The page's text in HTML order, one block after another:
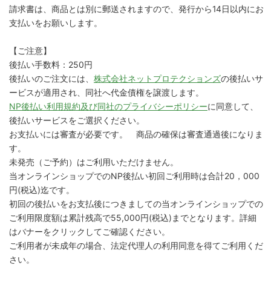
請求書は、商品とは別に郵送されますので、発行から14日以内にお
支払いをお願いします。
【ご注意】
後払い手数料：250円
後払いのご注文には、 株式会社ネットプロテクションズの後払いサ
ービスが適用され、同社へ代金債権を譲渡します。
NP後払い利用規約及び同社のプライバシーポリシーに同意して、
後払いサービスをご選択ください。
お支払いには審査が必要です。 商品の確保は審査通過後になりま
す。
未発売（ご予約）はご利用いただけません。
当オンラインショップでのNP後払い初回ご利用時は合計20，000
円(税込)迄です。
初回の後払いをお支払後につきましての当オンラインショップでの
ご利用限度額は累計残高で55,000円(税込)までとなります。詳細
はバナーをクリックしてご確認ください。
ご利用者が未成年の場合、法定代理人の利用同意を得てご利用くだ
さい。